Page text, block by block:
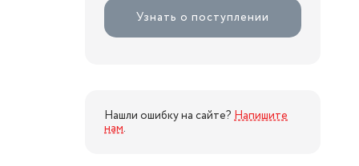
Узнать о поступлении
Нашли ошибку на сайте? Напишите
нам.